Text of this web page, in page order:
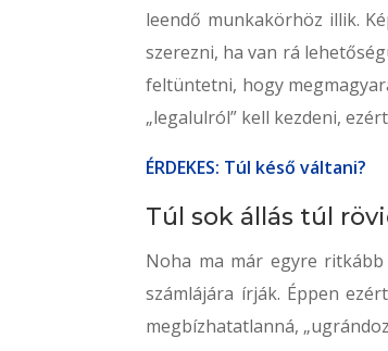
leendő munkakörhöz illik.
szerezni, ha van rá
feltüntetni, hogy
„legalulról” kell kezdeni,
ÉRDEKES: Túl késő váltani?
Túl sok állás túl
Noha ma már egyre
számlájára írják. Éppen
megbízhatatlanná,